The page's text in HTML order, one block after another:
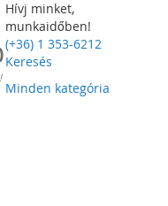
Hívj minket,
munkaidőben!
(+36) 1 353-6212
Keresés
Minden kategória